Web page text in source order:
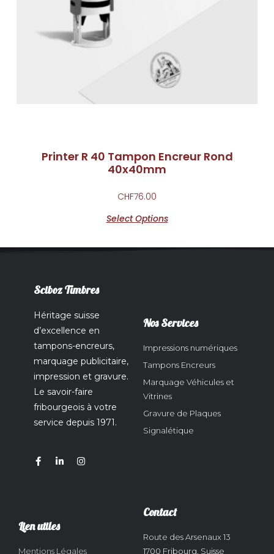
Printer R 40 Tampon Encreur Rond
40x40mm
CHF76.00
Select Options
Sciboz Timbres
Héritage suisse
d’excellence en
tampons-encreurs,
marquage publicitaire,
impression et gravure.
Le savoir-faire
fribourgeois à votre
service depuis 1971.
Nos Services
Impressions numériques
Tampons Encreurs
Marquage Véhicules et
Vitrines
Gravure de Plaques
Signalétique
Lien utiles
Mentions Légales
Contact
Route des Arsenaux 13
1700 Fribourg, Suisse